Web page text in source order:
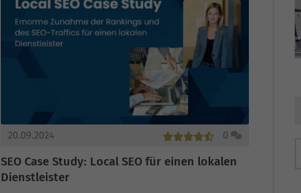
20.09.2024 0
SEO Case Study: Local SEO für einen lokalen
Dienstleister